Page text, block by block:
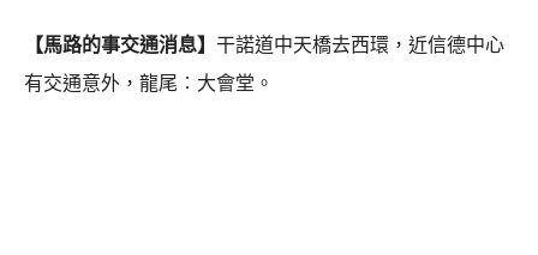
【馬路的事交通消息】 干諾道中天橋去西環，近信德中心
有交通意外，龍尾︰大會堂。